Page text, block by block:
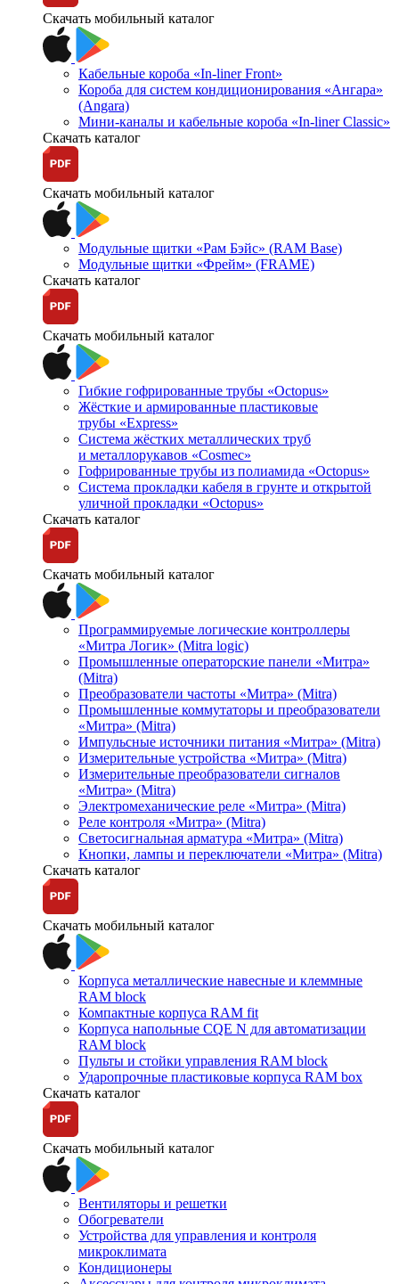
Скачать мобильный каталог
Кабельные короба «In-liner Front»
Короба для систем кондиционирования «Ангара»
(Angara)
Мини-каналы и кабельные короба «In-liner Classic»
Скачать каталог
Скачать мобильный каталог
Модульные щитки «Рам Бэйс» (RAM Base)
Модульные щитки «Фрейм» (FRAME)
Скачать каталог
Скачать мобильный каталог
Гибкие гофрированные трубы «Octopus»
Жёсткие и армированные пластиковые
трубы «Express»
Система жёстких металлических труб
и металлорукавов «Cosmec»
Гофрированные трубы из полиамида «Octopus»
Система прокладки кабеля в грунте и открытой
уличной прокладки «Octopus»
Скачать каталог
Скачать мобильный каталог
Программируемые логические контроллеры
«Митра Логик» (Mitra logic)
Промышленные операторские панели «Митра»
(Mitra)
Преобразователи частоты «Митра» (Mitra)
Промышленные коммутаторы и преобразователи
«Митра» (Mitra)
Импульсные источники питания «Митра» (Mitra)
Измерительные устройства «Митра» (Mitra)
Измерительные преобразователи сигналов
«Митра» (Mitra)
Электромеханические реле «Митра» (Mitra)
Реле контроля «Митра» (Mitra)
Светосигнальная арматура «Митра» (Mitra)
Кнопки, лампы и переключатели «Митра» (Mitra)
Скачать каталог
Скачать мобильный каталог
Корпуса металлические навесные и клеммные
RAM block
Компактные корпуса RAM fit
Корпуса напольные CQE N для автоматизации
RAM block
Пульты и стойки управления RAM block
Ударопрочные пластиковые корпуса RAM box
Скачать каталог
Скачать мобильный каталог
Вентиляторы и решетки
Обогреватели
Устройства для управления и контроля
микроклимата
Кондиционеры